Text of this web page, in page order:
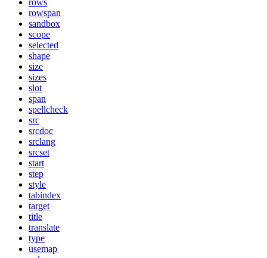
rowspan
sandbox
scope
selected
shape
size
sizes
slot
span
spellcheck
src
srcdoc
srclang
srcset
start
step
style
tabindex
target
title
translate
type
usemap